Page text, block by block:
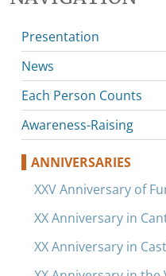
Presentation
News
Each Person Counts
Awareness-Raising
ANNIVERSARIES
XXV Anniversary of
XX Anniversary in
XX Anniversary in